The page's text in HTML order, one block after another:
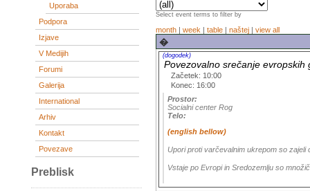
Uporaba
Podpora
Izjave
V Medijih
Forumi
Galerija
International
Arhiv
Kontakt
Povezave
Preblisk
Select event terms to filter by
month | week | table | naštej | view all
�
(dogodek)
Povezovalno srečanje
Začetek: 10:00
Konec: 16:00
Prostor:
Socialni center Rog
Telo:
(english bellow)
Upori proti varčevalnim ukrepom so
Vstaje po Evropi in Sredozemlju so